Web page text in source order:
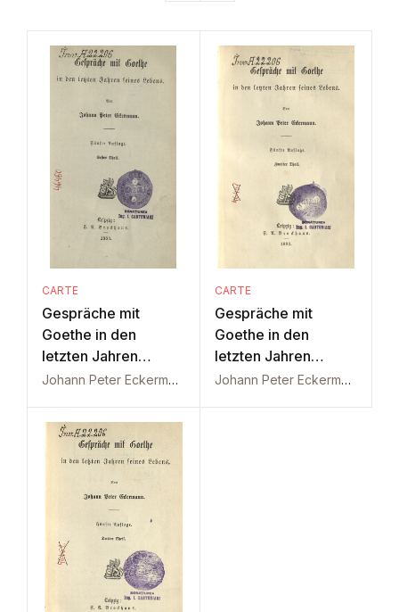
CARTE
Gespräche mit
Goethe in den
letzten Jahren
seines Lebens Vol. 1Johann Peter Eckermann
CARTE
Gespräche mit
Goethe in den
letzten Jahren
seines Lebens Vol. 2Johann Peter Eckermann